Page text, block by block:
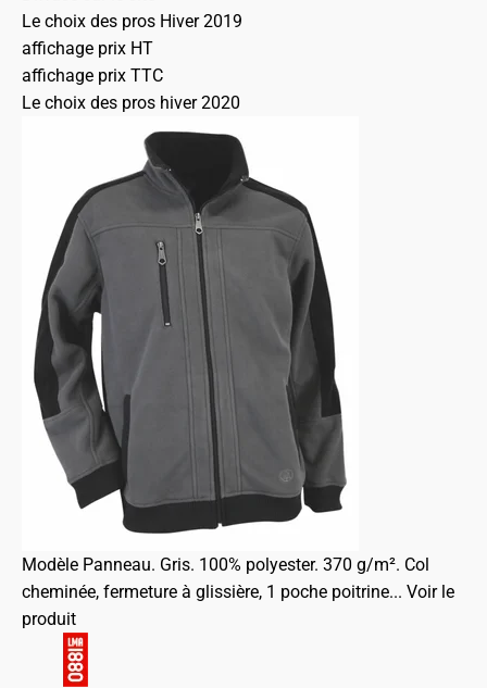
Le choix des pros Hiver 2019
affichage prix HT
affichage prix TTC
Le choix des pros hiver 2020
Modèle Panneau. Gris. 100% polyester. 370 g/m². Col
cheminée, fermeture à glissière, 1 poche poitrine... Voir le
produit